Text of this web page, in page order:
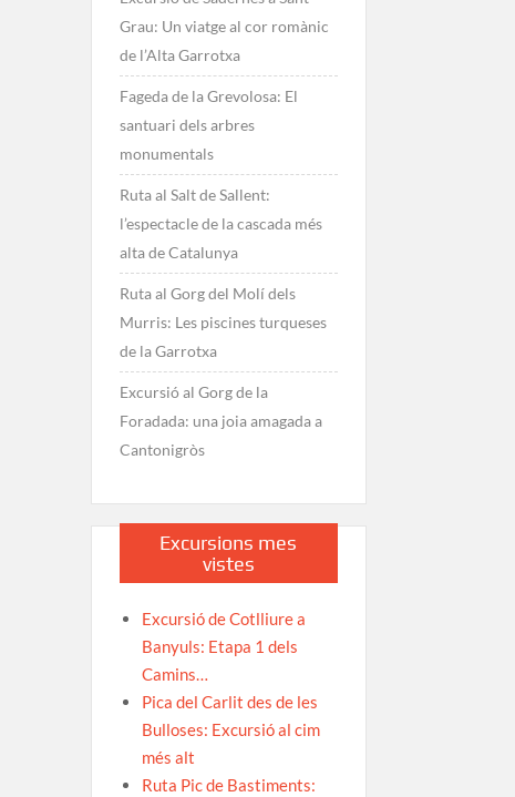
Grau: Un viatge al cor romànic
de l’Alta Garrotxa
Fageda de la Grevolosa: El
santuari dels arbres
monumentals
Ruta al Salt de Sallent:
l’espectacle de la cascada més
alta de Catalunya
Ruta al Gorg del Molí dels
Murris: Les piscines turqueses
de la Garrotxa
Excursió al Gorg de la
Foradada: una joia amagada a
Cantonigròs
Excursions mes
vistes
Excursió de Cotlliure a
Banyuls: Etapa 1 dels
Camins…
Pica del Carlit des de les
Bulloses: Excursió al cim
més alt
Ruta Pic de Bastiments: